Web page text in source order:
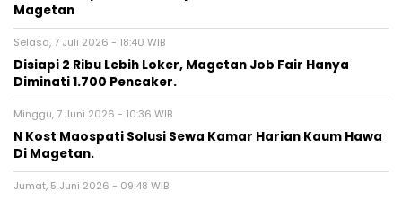
Magetan
Selasa, 7 Juli 2026 - 18:40 WIB
Disiapi 2 Ribu Lebih Loker, Magetan Job Fair Hanya
Diminati 1.700 Pencaker.
Minggu, 7 Juni 2026 - 10:36 WIB
N Kost Maospati Solusi Sewa Kamar Harian Kaum Hawa
Di Magetan.
Jumat, 5 Juni 2026 - 09:48 WIB